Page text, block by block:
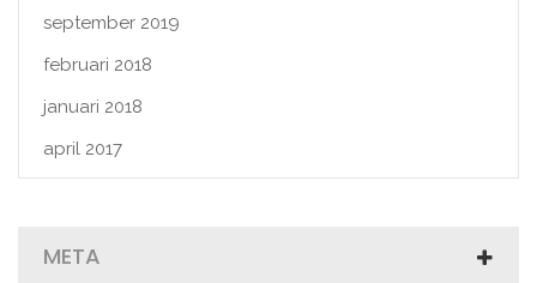
september 2019
februari 2018
januari 2018
april 2017
META